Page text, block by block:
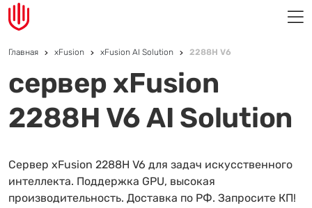
Главная xFusion xFusion AI Solution 2288H V6
сервер xFusion
2288H V6 AI Solution
Сервер xFusion 2288H V6 для задач искусственного
интеллекта. Поддержка GPU, высокая
производительность. Доставка по РФ. Запросите КП!